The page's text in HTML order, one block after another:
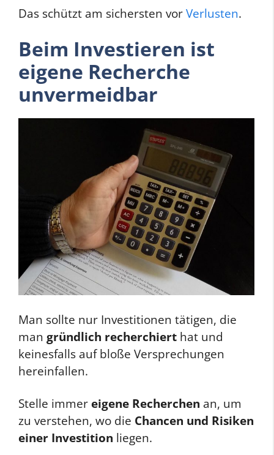
Das schützt am sichersten vor Verlusten.
Beim Investieren ist
eigene Recherche
unvermeidbar
Man sollte nur Investitionen tätigen, die
man gründlich recherchiert hat und
keinesfalls auf bloße Versprechungen
hereinfallen.
Stelle immer eigene Recherchen an, um
zu verstehen, wo die Chancen und Risiken
einer Investition liegen.